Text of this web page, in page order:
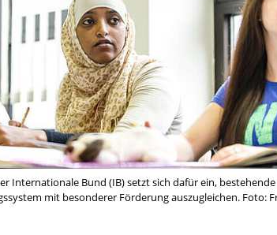
erstreckt sich nicht auf notwendige
aufgerufenen und somit gewünschten Website-
Interessen und daher unabhängig von
Internationale Bund (IB) setzt sich dafür ein, bestehende
mit besonderer Förderung auszugleichen. Foto: